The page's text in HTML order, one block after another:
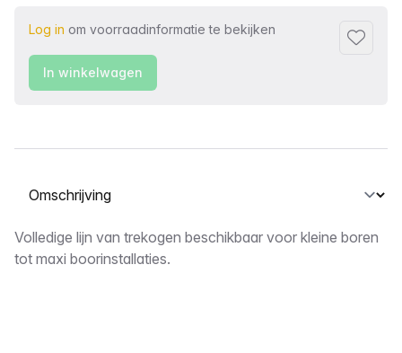
Log in om voorraadinformatie te bekijken
In winkelwagen
Selecteer een tabblad
Omschrijving
Volledige lijn van trekogen beschikbaar voor kleine boren
tot maxi boorinstallaties.